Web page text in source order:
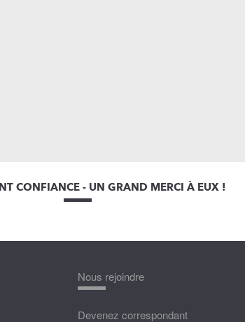
CONFIANCE - UN GRAND MERCI À EUX !
Nous rejoindre
Devenez correspondant